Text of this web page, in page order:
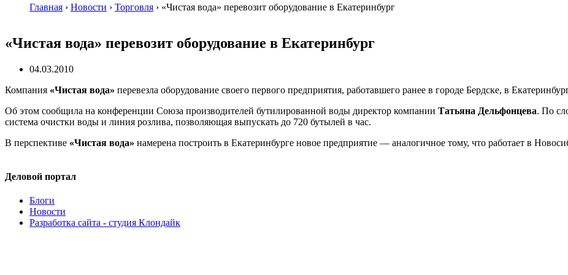
Главная › Новости › Торговля › «Чистая вода» перевозит оборудование в Екатеринбург
«Чистая вода» перевозит оборудование в Екатеринбург
04.03.2010
Компания «Чистая вода» перевезла оборудование своего первого предприятия, работавшего ранее в городе Бердске, в
Об этом сообщила на конференции Союза производителей бутилированной воды директор компании Татьяна Дельфонцева. По
система очистки воды и линия розлива, позволяющая выпускать до 720 бутылей в час.
В перспективе «Чистая вода» намерена построить в Екатеринбурге новое предприятие — аналогичное тому, что работает в
Деловой портал
Блоги
Новости
Разработка сайта - студия Клондайк